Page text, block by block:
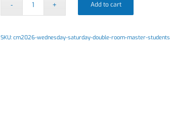
Add to cart
SKU:cm2026-wednesday-saturday-double-room-master-students